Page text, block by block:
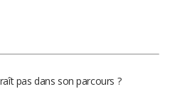
pas dans son parcours ?